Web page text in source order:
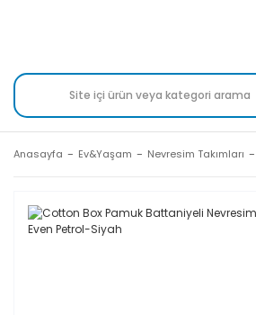
Anasayfa Ev&Yaşam Nevresim Takımları